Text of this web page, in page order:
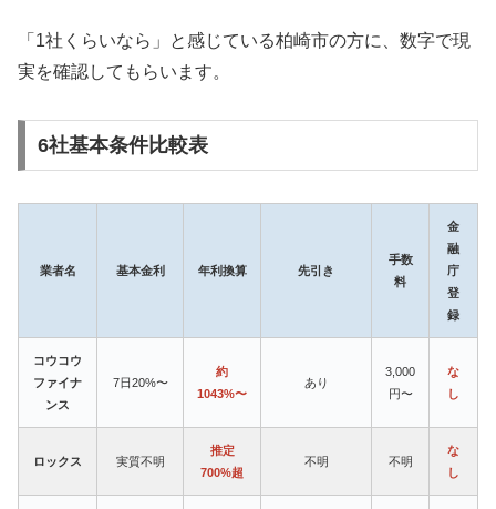
「1社くらいなら」と感じている柏崎市の方に、数字で現
実を確認してもらいます。
6社基本条件比較表
業者名 基本金利 年利換算 先引き
手数
料
金
融
庁
登
録
コウコウ
ファイナ
ンス
7日20%〜
約
1043%〜
あり
3,000
円〜
な
し
ロックス 実質不明
推定
700%超
不明 不明
な
し